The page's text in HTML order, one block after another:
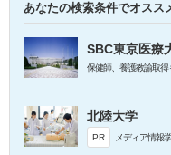
あなたの検索条件でオスス
SBC東京医療
保健師、養護教諭取得
北陸大学
PR メディア情報